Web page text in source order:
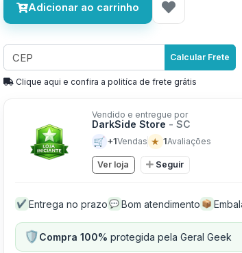
Adicionar ao carrinho
Calcular Frete
Clique aqui e confira a politíca de frete grátis
Vendido e entregue por
DarkSide Store - SC
🛒 +1Vendas ★ 1Avaliações
Ver loja Seguir
✔ Entrega no prazo 💬 Bom atendimento 📦
🛡️Compra 100% protegida pela Geral Geek